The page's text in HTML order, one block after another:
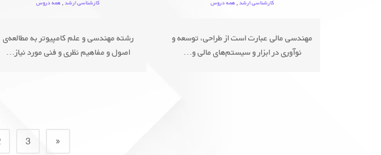
کارشناسی ارشد ,همه دروس
رشته مهندسی و علم کامپیوتر به مطالعه‌ی
اصول و مفاهیم نظری و فنی مورد نیاز...
کارشناسی ارشد ,همه دروس
مهندسی مالی عبارت است از طراحی، توسعه و
نوآوری در ابزار و سیستم‌های مالی و...
3 «